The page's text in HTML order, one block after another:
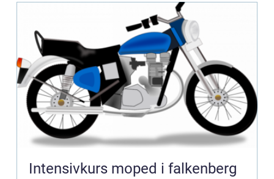
Intensivkurs moped i falkenberg